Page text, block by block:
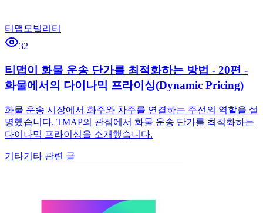
티맵모빌리티
32
티맵이 화물 운송 단가를 최적화하는 방법 - 20편 -
화물에서의 다이나믹 프라이싱(Dynamic Pricing)
화물 운송 시장에서 화주와 차주를 연결하는 주선의 역할을 설
명했습니다. TMAP의 관점에서 화물 운송 단가를 최적화하는
다이나믹 프라이싱을 소개했습니다.
기타기타 관련 글